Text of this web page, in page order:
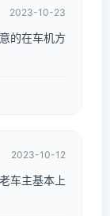
2023-10-23
的在车机方
2023-10-12
车主基本上